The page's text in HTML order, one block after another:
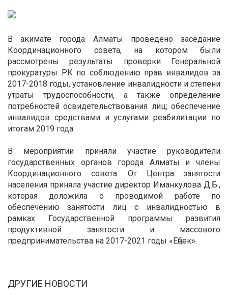
В акимате города Алматы проведено заседание
Координационного совета, на котором были
рассмотрены результаты проверки Генеральной
прокуратуры РК по соблюдению прав инвалидов за
2017-2018 годы, установление инвалидности и степени
утраты трудоспособности, а также определение
потребностей освидетельствования лиц; обеспечение
инвалидов средствами и услугами реабилитации по
итогам 2019 года.
В мероприятии приняли участие руководители
государственных органов города Алматы и члены
Координационного совета. От Центра занятости
населения приняла участие директор Иманкулова Д.Б.,
которая доложила о проводимой работе по
обеспечению занятости лиц с инвалидностью в
рамках Государственной программы развития
продуктивной занятости и массового
предпринимательства на 2017-2021 годы «Еңбек».
ДРУГИЕ НОВОСТИ